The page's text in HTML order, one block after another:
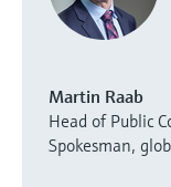
Martin Raab
Head of Public
Spokesman,